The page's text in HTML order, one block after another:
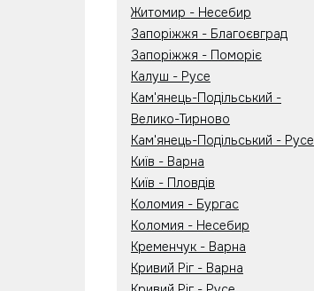
Житомир - Несебир
Запоріжжя - Благоєвград
Запоріжжя - Поморіє
Калуш - Русе
Кам'янець-Подільський -
Велико-Тирново
Кам'янець-Подільський - Русе
Київ - Варна
Київ - Пловдів
Коломия - Бургас
Коломия - Несебир
Кременчук - Варна
Кривий Ріг - Варна